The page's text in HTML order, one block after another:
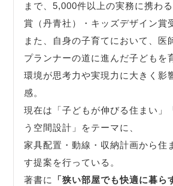
まで、5,000件以上の実務に携わ
賞（丹青社）・キッズデザイン賞
また、自身の子育てにおいて、医
プランナーの道に進んだ子どもを
環境が思考力や実現力に大きく影
感。
現在は「子どもが伸びる住まい」
う空間設計」をテーマに、
家具配置・動線・収納計画から住
す提案を行っている。
著書に
「狭い部屋でも快適に暮ら